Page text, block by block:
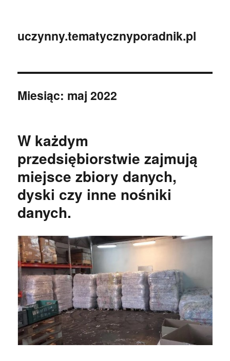
uczynny.tematycznyporadnik.pl
Miesiąc: maj 2022
W każdym
przedsiębiorstwie zajmują
miejsce zbiory danych,
dyski czy inne nośniki
danych.